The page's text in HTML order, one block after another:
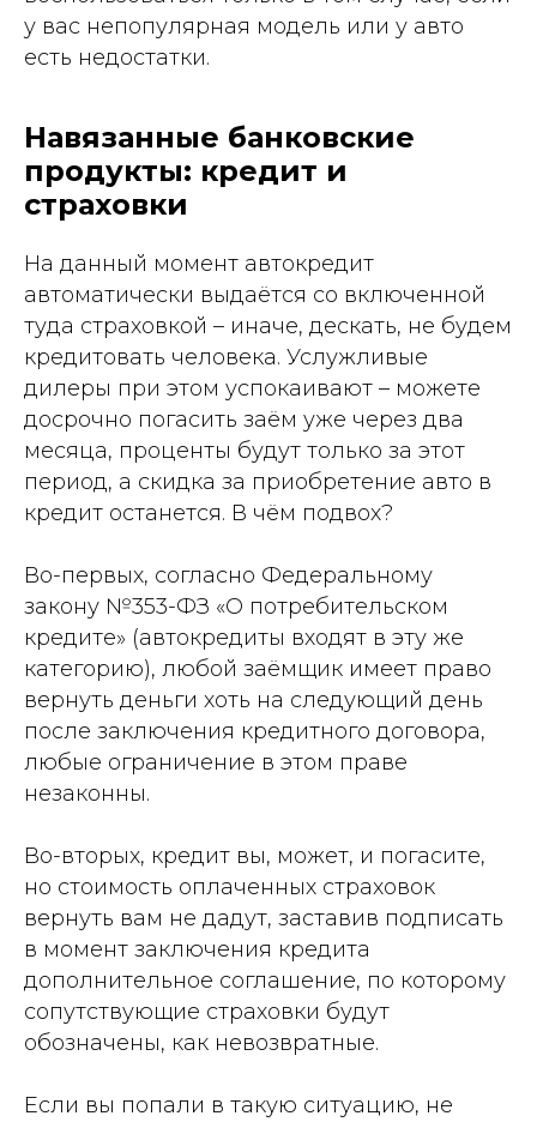
у вас непопулярная модель или у авто
есть недостатки.
Навязанные банковские
продукты: кредит и
страховки
На данный момент автокредит
автоматически выдаётся со включенной
туда страховкой – иначе, дескать, не будем
кредитовать человека. Услужливые
дилеры при этом успокаивают – можете
досрочно погасить заём уже через два
месяца, проценты будут только за этот
период, а скидка за приобретение авто в
кредит останется. В чём подвох?
Во-первых, согласно Федеральному
закону №353-ФЗ «О потребительском
кредите» (автокредиты входят в эту же
категорию), любой заёмщик имеет право
вернуть деньги хоть на следующий день
после заключения кредитного договора,
любые ограничение в этом праве
незаконны.
Во-вторых, кредит вы, может, и погасите,
но стоимость оплаченных страховок
вернуть вам не дадут, заставив подписать
в момент заключения кредита
дополнительное соглашение, по которому
сопутствующие страховки будут
обозначены, как невозвратные.
Если вы попали в такую ситуацию, не